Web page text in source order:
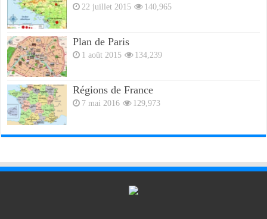
22 juillet 2015 140,965
Plan de Paris
1 août 2015 134,239
Régions de France
7 mai 2016 129,973